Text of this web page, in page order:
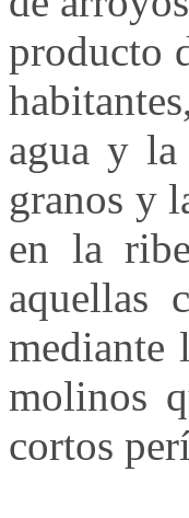
producto
agua y la
granos y
en la
aquellas
mediante
molinos
cortos